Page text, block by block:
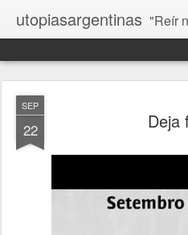
utopiasargentinas "Reír nos hizo
SEP
22 Deja